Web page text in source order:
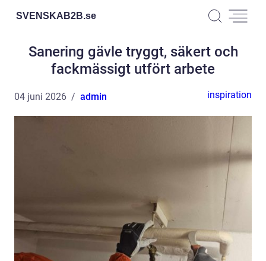
SVENSKAB2B.se
Sanering gävle tryggt, säkert och
fackmässigt utfört arbete
04 juni 2026 admin inspiration